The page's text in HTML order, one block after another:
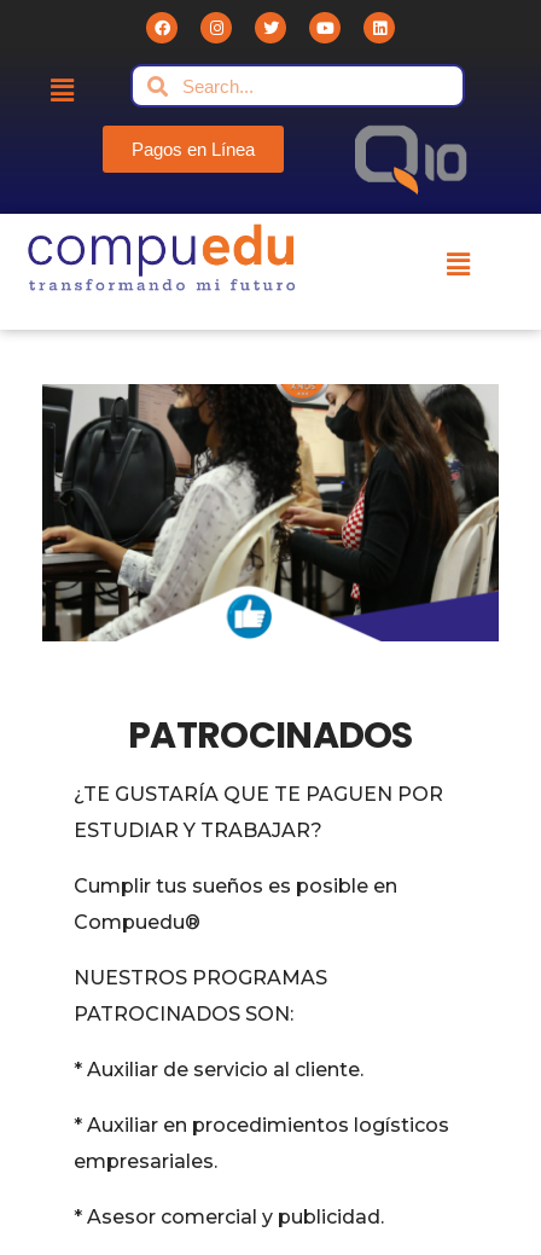
Pagos en Línea
PATROCINADOS
¿TE GUSTARÍA QUE TE PAGUEN POR
ESTUDIAR Y TRABAJAR?
Cumplir tus sueños es posible en
Compuedu®
NUESTROS PROGRAMAS
PATROCINADOS SON:
* Auxiliar de servicio al cliente.
* Auxiliar en procedimientos logísticos
empresariales.
* Asesor comercial y publicidad.